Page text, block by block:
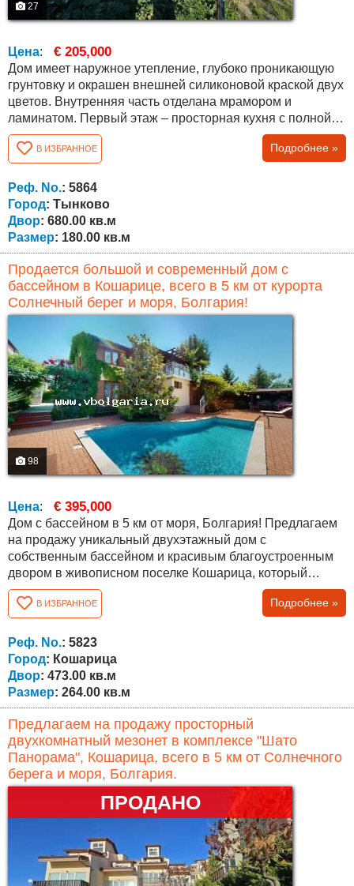
27
Цена: € 205,000
Дом имеет наружное утепление, глубоко проникающую
грунтовку и окрашен внешней силиконовой краской двух
цветов. Внутренняя часть отделана мрамором и
ламинатом. Первый этаж – просторная кухня с полной
меблировкой, большая полностью меблированная
гостиная, ванная комната и туалет с ванной и кладовой.
Красивые межкомнатные двери в цвете золотистого
дуба, с гарантией 5 лет. Немецкие оконные рамы фирмы
«Rehau» цвета ореха с...
В ИЗБРАННОЕ Подробнее »
Реф. No.: 5864
Город: Тынково
Двор: 680.00 кв.м
Размер: 180.00 кв.м
Продается большой и современный дом с
бассейном в Кошарице, всего в 5 км от курорта
Солнечный берег и моря, Болгария!
98
Цена: € 395,000
Дом с бассейном в 5 км от моря, Болгария! Предлагаем
на продажу уникальный двухэтажный дом с
собственным бассейном и красивым благоустроенным
двором в живописном поселке Кошарица, который
находится всего в 5 минутах езды на машине от
морского курорта Солнечный берег и с. Кошарица,
Святой Влас. Климат уникальный – сочетание свежего
морского и горного воздуха. В поселке отличная
инфраструктура - школа, детский сад, церковь,...
В ИЗБРАННОЕ Подробнее »
Реф. No.: 5823
Город: Кошарица
Двор: 473.00 кв.м
Размер: 264.00 кв.м
Предлагаем на продажу просторный
двухкомнатный мезонет в комплексе "Шато
Панорама", Кошарица, всего в 5 км от Солнечного
берега и моря, Болгария.
ПРОДАНО